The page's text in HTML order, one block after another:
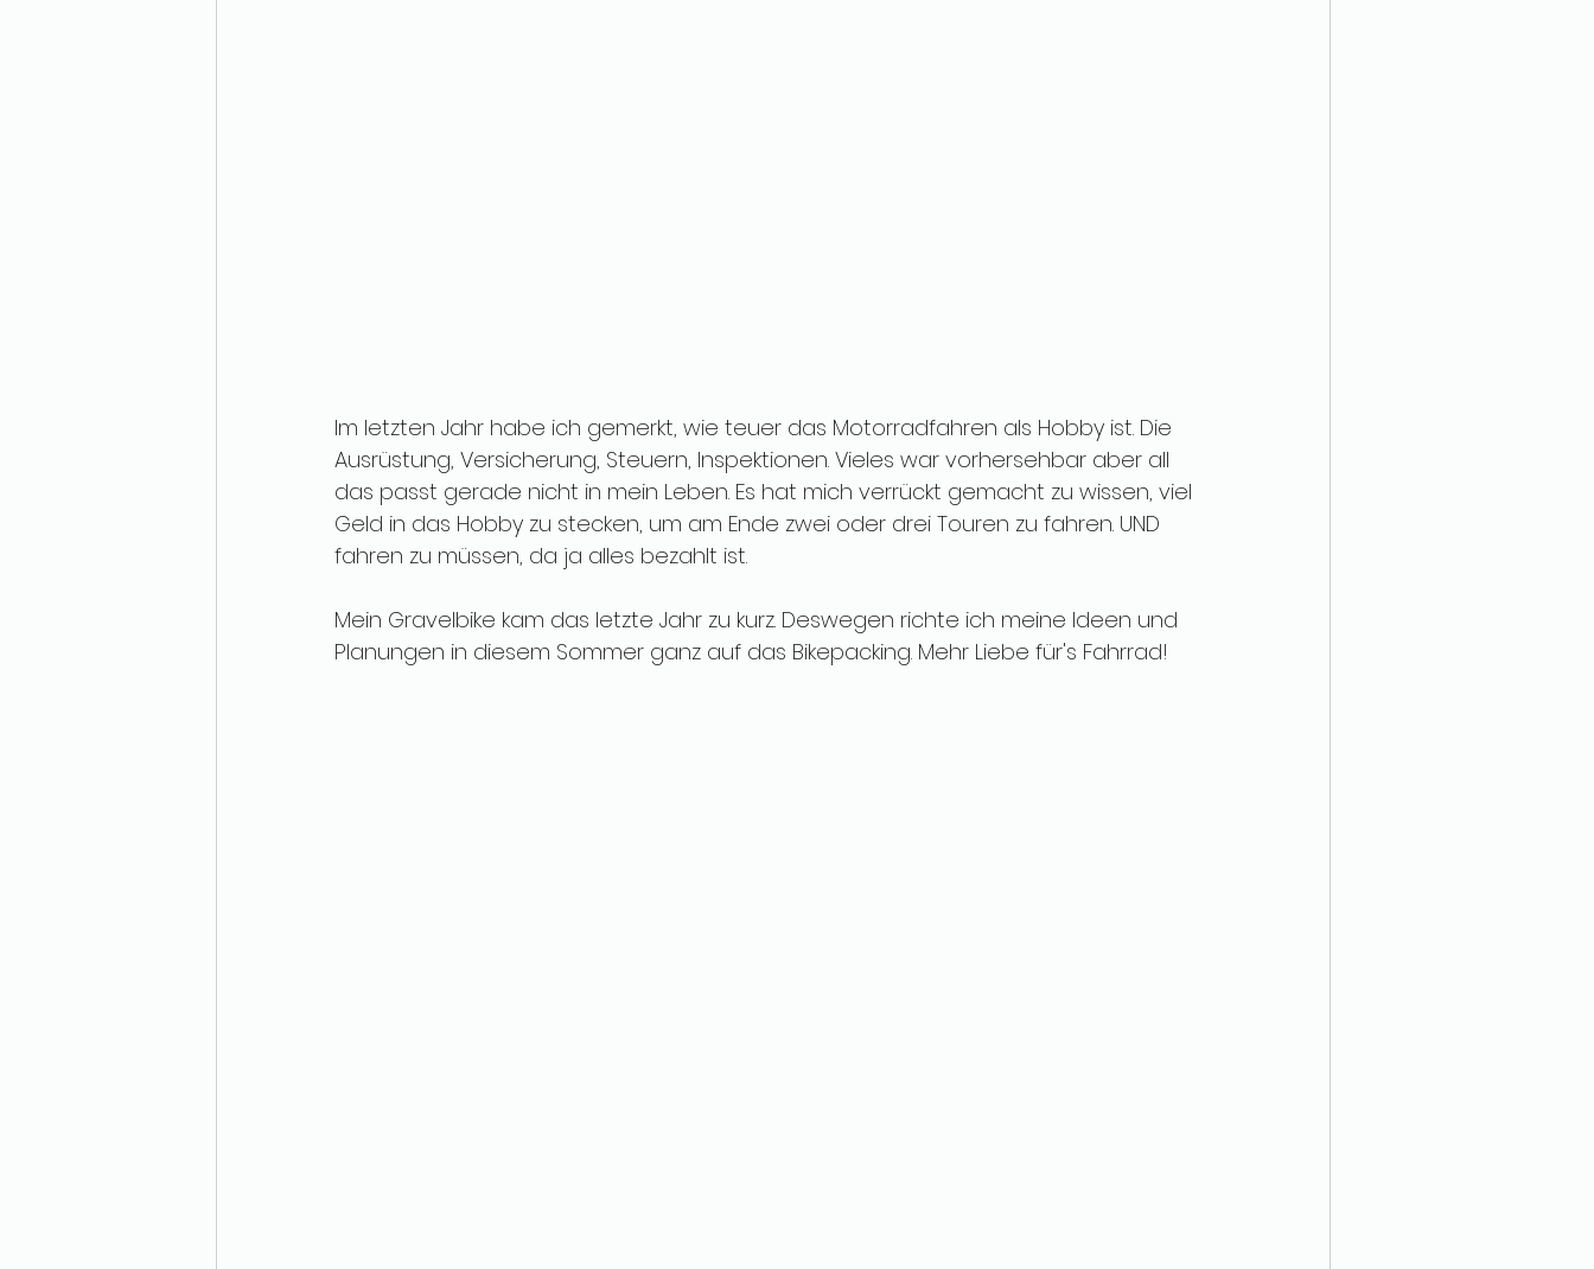
Im letzten Jahr habe ich gemerkt, wie teuer das Motorradfahren als Hobby ist. Die
Ausrüstung, Versicherung, Steuern, Inspektionen. Vieles war vorhersehbar aber all
das passt gerade nicht in mein Leben. Es hat mich verrückt gemacht zu wissen, viel
Geld in das Hobby zu stecken, um am Ende zwei oder drei Touren zu fahren. UND
fahren zu müssen, da ja alles bezahlt ist.
Mein Gravelbike kam das letzte Jahr zu kurz. Deswegen richte ich meine Ideen und
Planungen in diesem Sommer ganz auf das Bikepacking. Mehr Liebe für's Fahrrad!